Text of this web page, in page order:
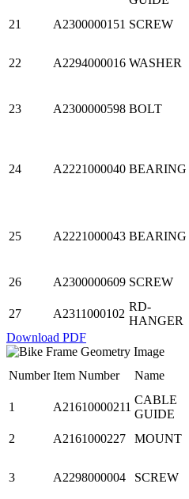
21
A2300000151 SCREW
22 A2294000016 WASHER
23 A2300000598 BOLT
24 A2221000040 BEARING
25 A2221000043 BEARING
26 A2300000609 SCREW
27 A2311000102
RD-
HANGER
Download PDF
Number Item Number Name
1
A21610000211
CABLE
GUIDE
2 A2161000227 MOUNT
3 A2298000004 SCREW